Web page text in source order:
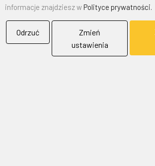
informacje znajdziesz wPolityce prywatności.
Odrzuć
Zmień
ustawienia